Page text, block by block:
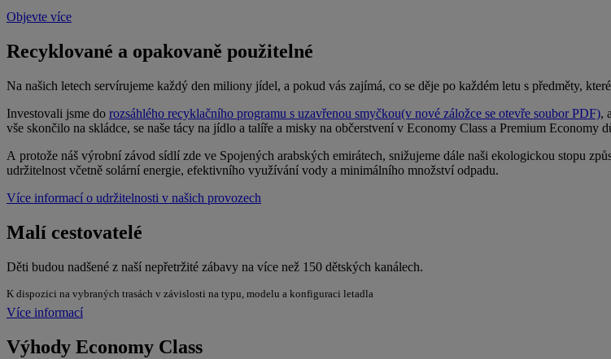
Objevte více
Recyklované a opakovaně použitelné
Na našich letech servírujeme každý den miliony jídel, a pokud vás zajímá, co se děje po každém letu s předměty,
Investovali jsme do rozsáhlého recyklačního programu s uzavřenou smyčkou(v nové záložce se otevře soubor PDF),
vše skončilo na skládce, se naše tácy na jídlo a talíře a misky na občerstvení v Economy Class a Premium
A protože náš výrobní závod sídlí zde ve Spojených arabských emirátech, snižujeme dále naši ekologickou stopu
udržitelnost včetně solární energie, efektivního využívání vody a minimálního množství odpadu.
Více informací o udržitelnosti v našich provozech
Malí cestovatelé
Děti budou nadšené z naší nepřetržité zábavy na více než 150 dětských kanálech.
K dispozici na vybraných trasách v závislosti na typu, modelu a konfiguraci letadla
Více informací
Výhody Economy Class